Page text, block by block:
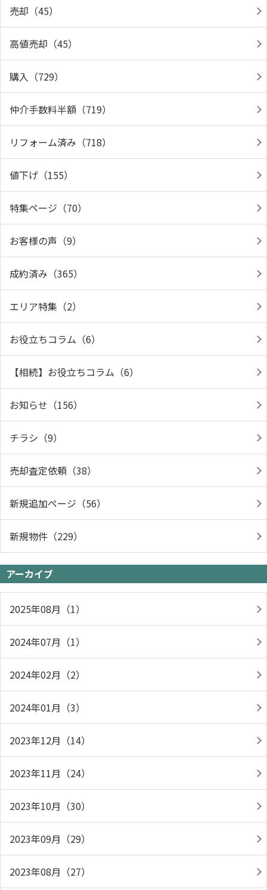
売却（45）
高値売却（45）
購入（729）
仲介手数料半額（719）
リフォーム済み（718）
値下げ（155）
特集ページ（70）
お客様の声（9）
成約済み（365）
エリア特集（2）
お役立ちコラム（6）
【相続】お役立ちコラム（6）
お知らせ（156）
チラシ（9）
売却査定依頼（38）
新規追加ページ（56）
新規物件（229）
アーカイブ
2025年08月（1）
2024年07月（1）
2024年02月（2）
2024年01月（3）
2023年12月（14）
2023年11月（24）
2023年10月（30）
2023年09月（29）
2023年08月（27）